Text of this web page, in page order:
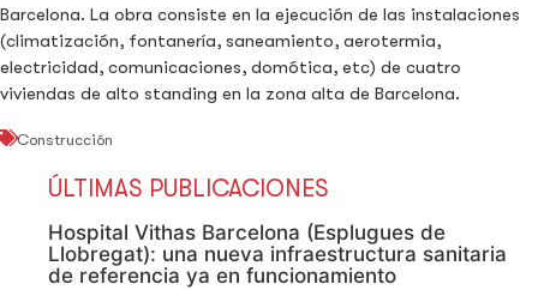
Barcelona. La obra consiste en la ejecución de las instalaciones
(climatización, fontanería, saneamiento, aerotermia,
electricidad, comunicaciones, domótica, etc) de cuatro
viviendas de alto standing en la zona alta de Barcelona.
Construcción
ÚLTIMAS PUBLICACIONES
Hospital Vithas Barcelona (Esplugues de
Llobregat): una nueva infraestructura sanitaria
de referencia ya en funcionamiento